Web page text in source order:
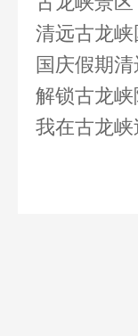
安心畅游！
清远古龙
时光
国庆假期
有清远古
解锁古龙
极致的刺
我在古龙